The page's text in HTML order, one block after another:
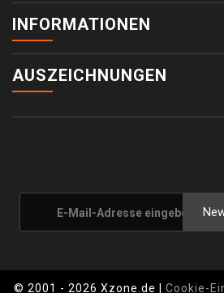
INFORMATIONEN
AUSZEICHNUNGEN
© 2001 - 2026 Xzone.de | Cookie-